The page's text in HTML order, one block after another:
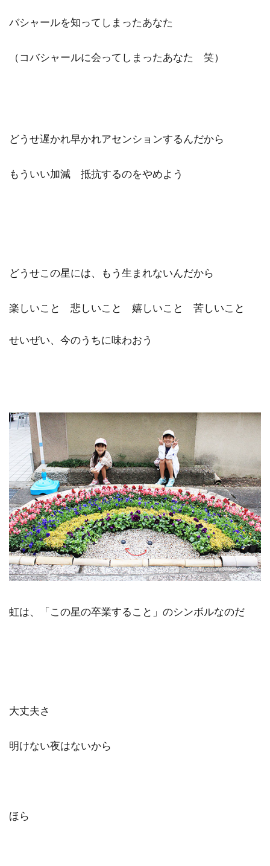
バシャールを知ってしまったあなた
（コバシャールに会ってしまったあなた 笑）
どうせ遅かれ早かれアセンションするんだから
もういい加減 抵抗するのをやめよう
どうせこの星には、もう生まれないんだから
楽しいこと 悲しいこと 嬉しいこと 苦しいこと
せいぜい、今のうちに味わおう
虹は、「この星の卒業すること」のシンボルなのだ
大丈夫さ
明けない夜はないから
ほら